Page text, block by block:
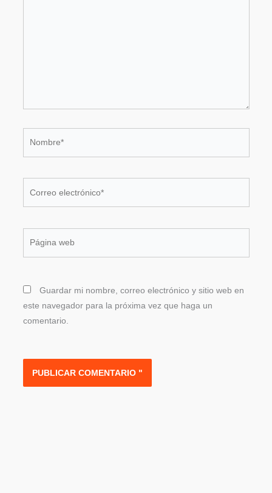
Guardar mi nombre, correo electrónico y sitio web en
este navegador para la próxima vez que haga un
comentario.